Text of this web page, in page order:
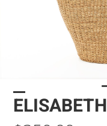
ELISABETH